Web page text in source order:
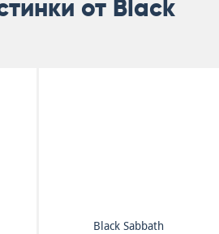
от Black
Black Sabbath